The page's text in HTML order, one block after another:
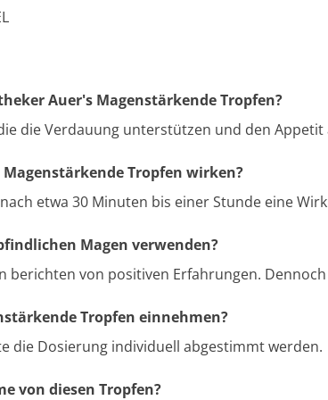
Auer's Magenstärkende Tropfen?
die Verdauung unterstützen und den Appetit
Tropfen wirken?
etwa 30 Minuten bis einer Stunde eine
Magen verwenden?
berichten von positiven Erfahrungen.
Tropfen einnehmen?
die Dosierung individuell abgestimmt werden.
von diesen Tropfen?